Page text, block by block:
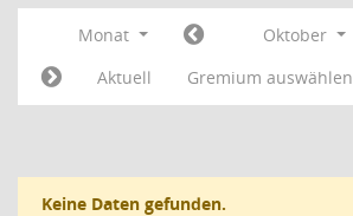
Monat Oktober
Aktuell
Gremium auswählen
Keine Daten gefunden.